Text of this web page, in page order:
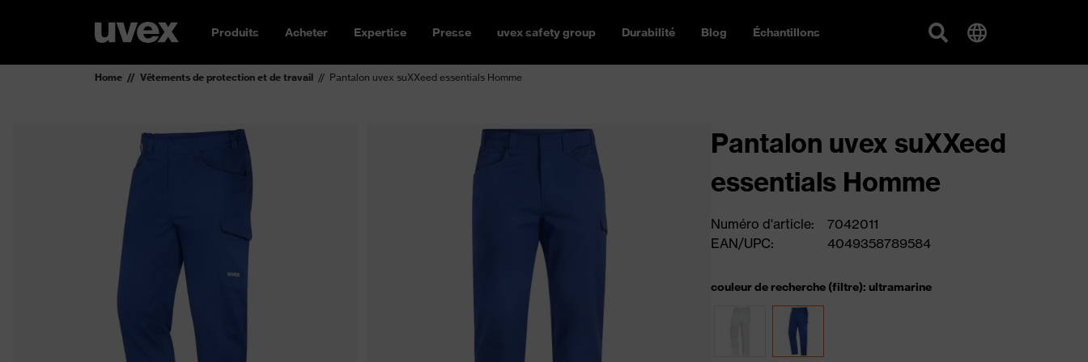
Produits Acheter Expertise Presse uvex safety group Durabilité Blog Échantillons
Home Vêtements de protection et de travail Pantalon uvex suXXeed essentials Homme
Pantalon uvex suXXeed
essentials Homme
Numéro d'article:
7042011
EAN/UPC:
4049358789584
couleur de recherche (filtre): ultramarine